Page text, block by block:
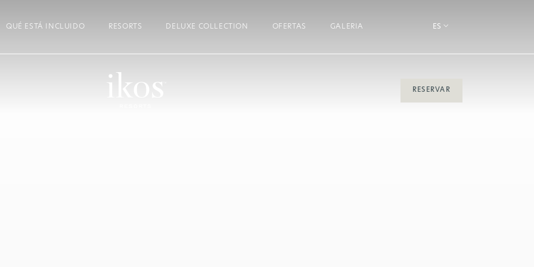
QUÉ ESTÁ INCLUIDO RESORTS DELUXE COLLECTION OFERTAS GALERIA ES
RESERVAR